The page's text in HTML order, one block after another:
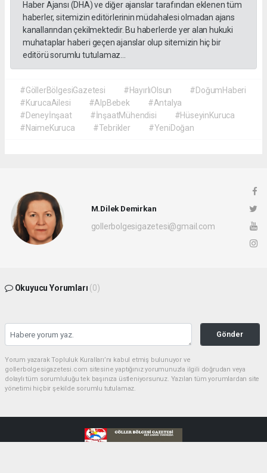
Haber Ajansı (DHA) ve diğer ajanslar tarafından eklenen tüm
haberler, sitemizin editörlerinin müdahalesi olmadan ajans
kanallarından çekilmektedir. Bu haberlerde yer alan hukuki
muhataplar haberi geçen ajanslar olup sitemizin hiç bir
editörü sorumlu tutulamaz...
#GöllerBölgesiGazetesi #HayırlıOlsun
#DoğumHaberi
#KurucaAilesi
#AlpBebek
#Antalya
#Deneyİnşaat
#İnşaatMühendisi
#HüseyinKuruca
#NaimeKuruca
#Tebrikler #YeniDoğan
M.Dilek Demirkan
gollerbolgesigazetesi@gmail.com
Okuyucu Yorumları (0)
Gönder
Yorum yazarak Topluluk Kuralları’nı kabul etmiş bulunuyor ve
gollerbolgesigazetesi.com sitesine yaptığınız yorumunuzla ilgili doğrudan veya
dolaylı tüm sorumluluğu tek başınıza üstleniyorsunuz. Yazılan tüm yorumlardan site
yönetimi hiçbir şekilde sorumlu tutulamaz.